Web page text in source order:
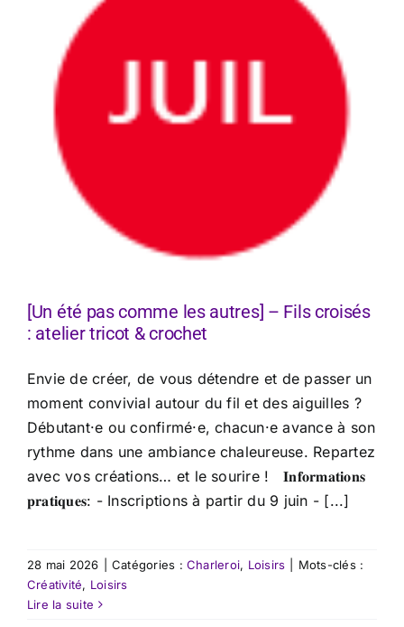
[Un été pas comme les autres] – Fils croisés
: atelier tricot & crochet
Envie de créer, de vous détendre et de passer un
moment convivial autour du fil et des aiguilles ?
Débutant·e ou confirmé·e, chacun·e avance à son
rythme dans une ambiance chaleureuse. Repartez
avec vos créations… et le sourire ! 𝐈𝐧𝐟𝐨𝐫𝐦𝐚𝐭𝐢𝐨𝐧𝐬
𝐩𝐫𝐚𝐭𝐢𝐪𝐮𝐞𝐬: - Inscriptions à partir du 9 juin - [...]
28 mai 2026 Catégories :Charleroi, Loisirs
Mots-clés :
Créativité, Loisirs
Lire la suite